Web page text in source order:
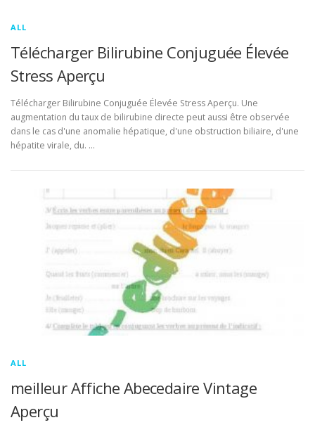
ALL
Télécharger Bilirubine Conjuguée Élevée
Stress Aperçu
Télécharger Bilirubine Conjuguée Élevée Stress Aperçu. Une
augmentation du taux de bilirubine directe peut aussi être observée
dans le cas d'une anomalie hépatique, d'une obstruction biliaire, d'une
hépatite virale, du. …
ALL
meilleur Affiche Abecedaire Vintage
Aperçu